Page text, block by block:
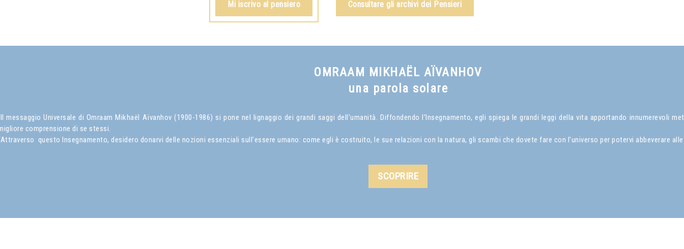
Mi iscrivo al pensiero Consultare gli archivi dei Pensieri
OMRAAM MIKHAËL AÏVANHOV
una parola solare
messaggio Universale di Omraam Mikhaël Aïvanhov (1900-1986) si pone nel lignaggio dei grandi saggi dell’umanità. Diffondendo l’Insegnamento, egli spiega le grandi leggi della vita apportando innumerevoli
comprensione di se stessi.
questo Insegnamento, desidero donarvi delle nozioni essenziali sull’essere umano: come egli è costruito, le sue relazioni con la natura, gli scambi che dovete fare con l’universo per potervi abbeverare
SCOPRIRE